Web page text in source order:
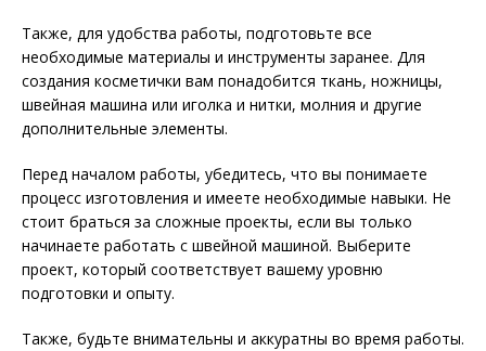
Также, для удобства работы, подготовьте все
необходимые материалы и инструменты заранее. Для
создания косметички вам понадобится ткань, ножницы,
швейная машина или иголка и нитки, молния и другие
дополнительные элементы.
Перед началом работы, убедитесь, что вы понимаете
процесс изготовления и имеете необходимые навыки. Не
стоит браться за сложные проекты, если вы только
начинаете работать с швейной машиной. Выберите
проект, который соответствует вашему уровню
подготовки и опыту.
Также, будьте внимательны и аккуратны во время работы.